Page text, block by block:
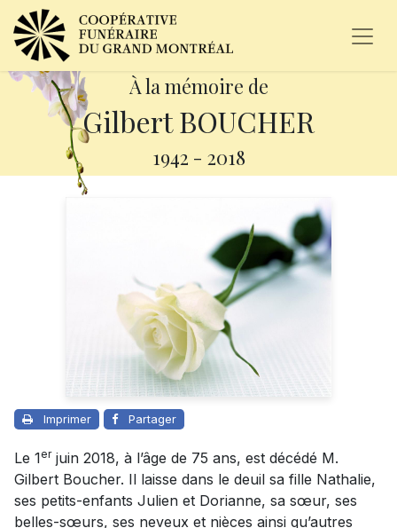
À la mémoire de
Gilbert BOUCHER
1942 - 2018
Imprimer Partager
Le 1erjuin 2018, à l’âge de 75 ans, est décédé M.
Gilbert Boucher. Il laisse dans le deuil sa fille Nathalie,
ses petits-enfants Julien et Dorianne, sa sœur, ses
belles-sœurs, ses neveux et nièces ainsi qu’autres